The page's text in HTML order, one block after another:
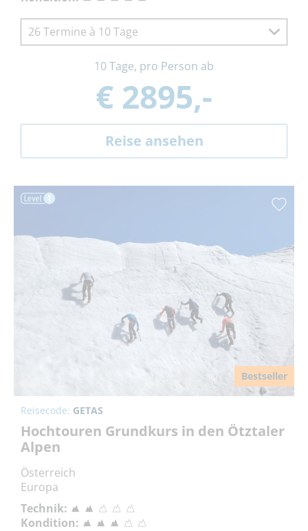
26 Termine à 10 Tage
10 Tage, pro Person ab
€ 2895,-
Reise ansehen
Bestseller
Reisecode: GETAS
Hochtouren Grundkurs in den Ötztaler
Alpen
Österreich
Europa
Technik:
Kondition: